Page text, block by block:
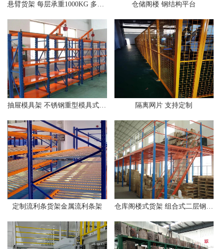
悬臂货架 每层承重1000KG 多层拆装钢铁架 仓储阁楼 钢结构平台
抽屉模具架 不锈钢重型模具式货架 半开全开式模具存储架 隔离网片 支持定制
定制流利条货架金属流利条架 仓库阁楼式货架 组合式二层钢平台